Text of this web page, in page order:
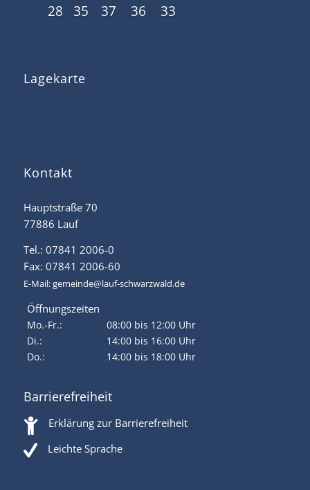
28 35 37 36 33
Lagekarte
Kontakt
Hauptstraße 70
77886 Lauf
Tel.: 07841 2006-0
Fax: 07841 2006-60
E-Mail:gemeinde@lauf-schwarzwald.de
Öffnungszeiten
Mo.-Fr.:
08:00 bis 12:00 Uhr
Di.:
14:00 bis 16:00 Uhr
Do.:
14:00 bis 18:00 Uhr
Barrierefreiheit
Erklärung zur Barrierefreiheit
Leichte Sprache